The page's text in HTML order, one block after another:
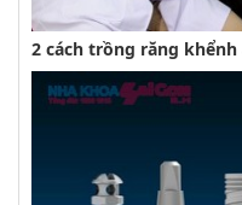
2 cách trồng răng